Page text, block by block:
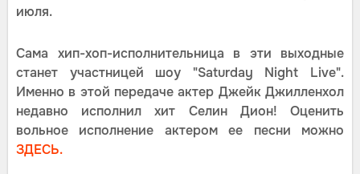
июля.
Сама хип-хоп-исполнительница в эти выходные
станет участницей шоу "Saturday Night Live".
Именно в этой передаче актер Джейк Джилленхол
недавно исполнил хит Селин Дион! Оценить
вольное исполнение актером ее песни можно
ЗДЕСЬ.